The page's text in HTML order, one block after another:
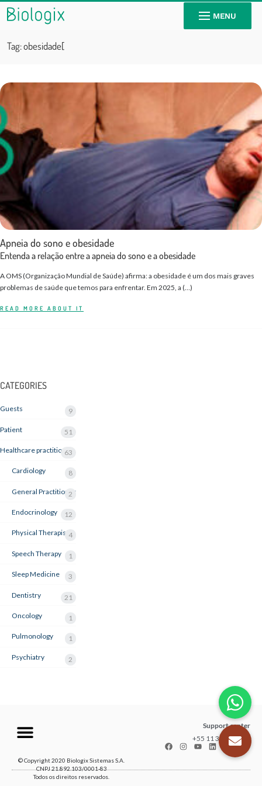
MENU
Tag:obesidade[
Apneia do sono e obesidade
Entenda a relação entre a apneia do sono e a obesidade
A OMS (Organização Mundial de Saúde) afirma: a obesidade é um dos mais graves
problemas de saúde que temos para enfrentar. Em 2025, a (…)
READ MORE ABOUT IT
CATEGORIES
Guests 9
Patient 51
Healthcare practitioner
63
Cardiology 8
General Practitioner
2
Endocrinology 12
Physical Therapist 4
Speech Therapy 1
Sleep Medicine 3
Dentistry 21
Oncology 1
Pulmonology 1
Psychiatry 2
Support center
+55 11 3035-1211
© Copyright 2020 Biologix Sistemas S.A.
CNPJ 21.892.103/0001-83
Todos os direitos reservados.